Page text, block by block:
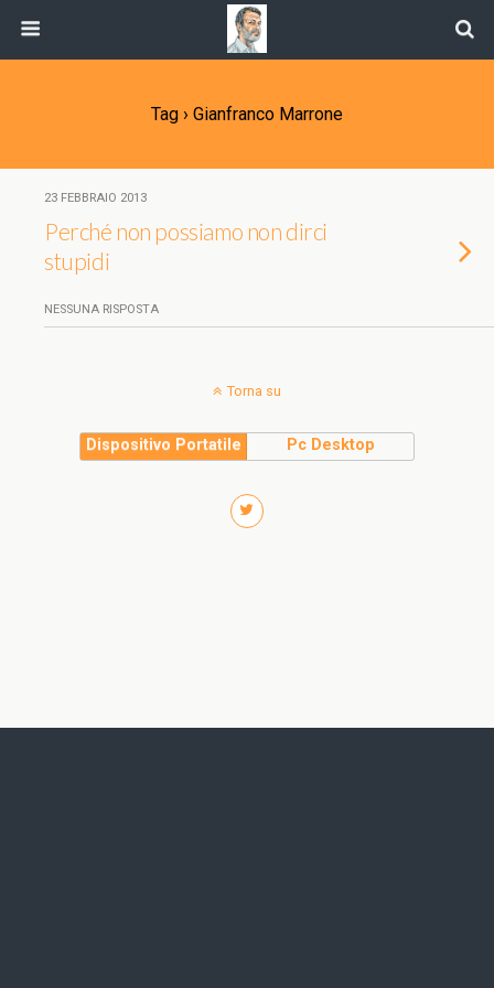
Tag › Gianfranco Marrone
23 FEBBRAIO 2013
Perché non possiamo non dirci
stupidi
NESSUNA RISPOSTA
Torna su
Dispositivo Portatile Pc Desktop